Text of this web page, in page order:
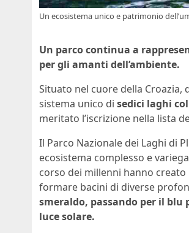
Un ecosistema unico e patrimonio
Un parco continua a
per gli amanti dell’ambiente.
Situato nel cuore della Croazia,
sistema unico di sedici laghi
meritato l’iscrizione nella lista
Il Parco Nazionale dei Laghi di
ecosistema complesso e
corso dei millenni hanno
formare bacini di diverse
smeraldo, passando per il blu
luce solare.